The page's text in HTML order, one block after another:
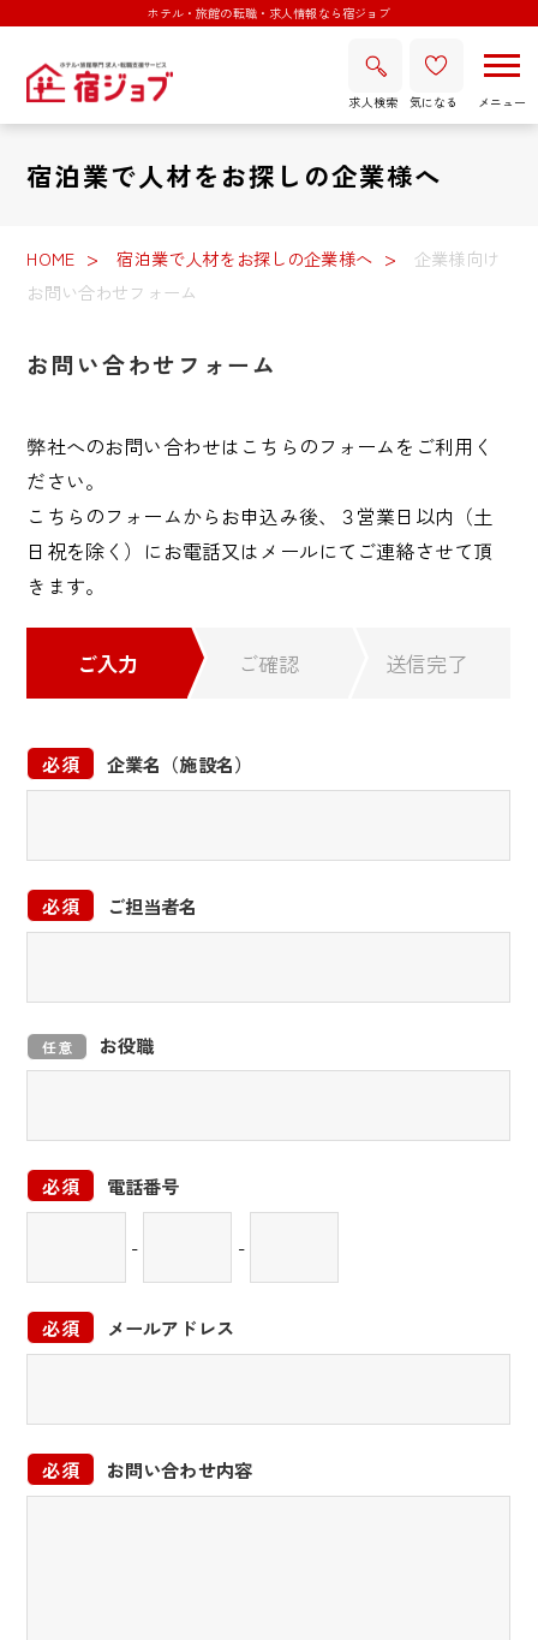
ホテル・旅館の転職・求人情報なら宿ジョブ
求人検索 気になる
宿泊業で人材をお探しの企業様へ
HOME 宿泊業で人材をお探しの企業様へ
企業様向け
お問い合わせフォーム
お問い合わせフォーム
弊社へのお問い合わせはこちらのフォームをご利用く
ださい。
こちらのフォームからお申込み後、３営業日以内（土
日祝を除く）にお電話又はメールにてご連絡させて頂
きます。
ご入力 ご確認 送信完了
必須 企業名（施設名）
必須 ご担当者名
任意 お役職
必須 電話番号
- -
必須 メールアドレス
必須 お問い合わせ内容